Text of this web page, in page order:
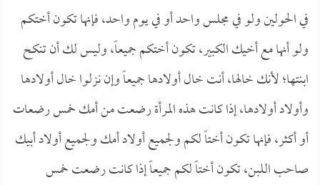
في الحولين ولو في مجلس واحد أو في يوم واحد، فإنها تكون أختكم
ولو أنها مع أخيك الكبير، تكون أختكم جميعاً، وليس لك أن تنكح
ابنتها؛ لأنك خالها، أنت خال أولادها جميعاً وإن نزلوا خال أولادها
وأولاد أولادها، إذا كانت هذه المرأة رضعت من أمك خمس رضعات
أو أكثر، فإنها تكون أختاً لكم ولجميع أولاد أمك ولجميع أولاد أبيك
صاحب اللبن، تكون أختاً لكم جميعاً إذا كانت رضعت خمس